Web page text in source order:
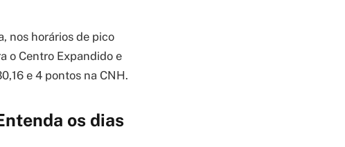
nos horários de pico
o Centro Expandido e
e 4 pontos na CNH.
os dias